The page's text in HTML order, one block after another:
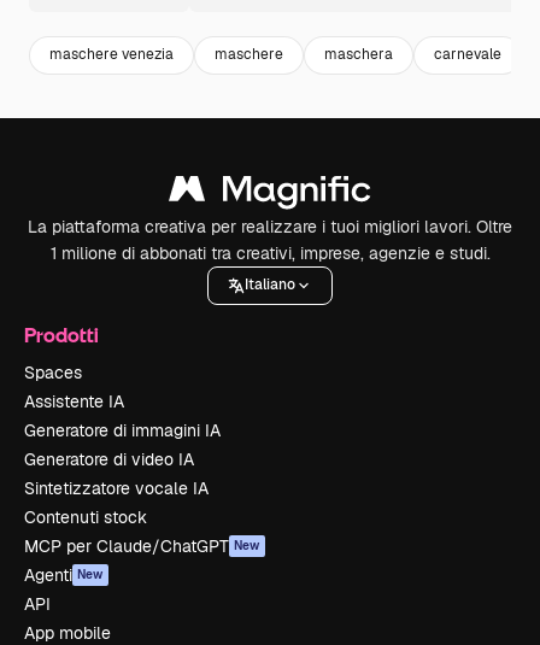
maschere venezia maschere maschera carnevale
La piattaforma creativa per realizzare i tuoi migliori lavori. Oltre
1 milione di abbonati tra creativi, imprese, agenzie e studi.
Italiano
Prodotti
Spaces
Assistente IA
Generatore di immagini IA
Generatore di video IA
Sintetizzatore vocale IA
Contenuti stock
MCP per Claude/ChatGPT New
Agenti New
API
App mobile